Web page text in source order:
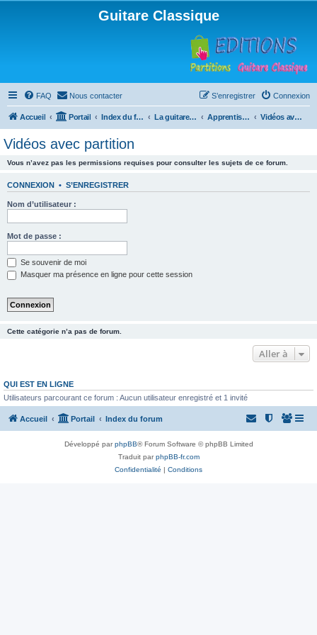
Guitare Classique
FAQ Nous contacter Connexion
S’enregistrer
Accueil Portail Index du forum La guitare : instrument, cours et théorie Apprentissage et enseignement de la guitare Vidéos avec partition
Vidéos avec partition
Vous n’avez pas les permissions requises pour consulter les sujets de ce forum.
CONNEXION • S’ENREGISTRER
Nom d’utilisateur :
Mot de passe :
Se souvenir de moi
Masquer ma présence en ligne pour cette session
Cette catégorie n’a pas de forum.
Aller à
QUI EST EN LIGNE
Utilisateurs parcourant ce forum : Aucun utilisateur enregistré et 1 invité
Accueil Portail Index du forum
Développé parphpBB® Forum Software © phpBB Limited
Traduit parphpBB-fr.com
Confidentialité | Conditions